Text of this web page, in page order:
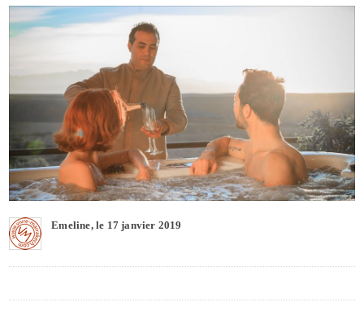
Emeline, le 17 janvier 2019